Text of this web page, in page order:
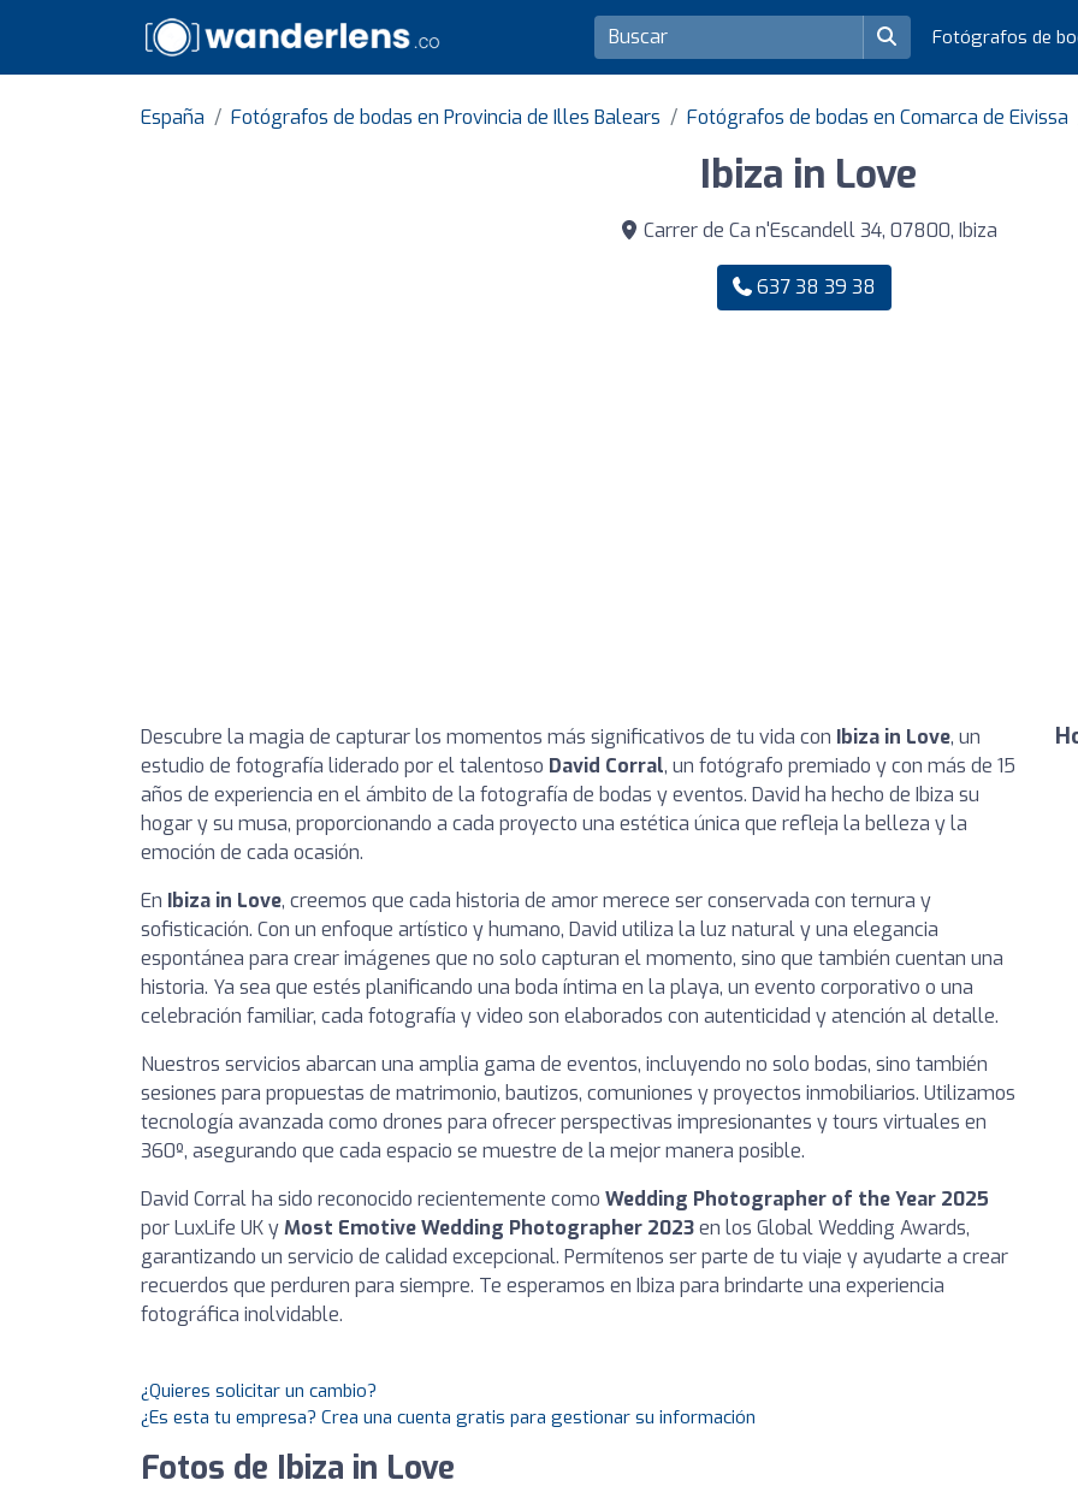
Fotógrafos de
España Fotógrafos de bodas en Provincia de Illes Balears Fotógrafos de bodas en Comarca de Eivissa
Ibiza in Love
Carrer de Ca n'Escandell 34, 07800, Ibiza
637 38 39 38
Descubre la magia de capturar los momentos más significativos de tu vida con Ibiza in Love, un
estudio de fotografía liderado por el talentoso David Corral, un fotógrafo premiado y con más de 15
años de experiencia en el ámbito de la fotografía de bodas y eventos. David ha hecho de Ibiza su
hogar y su musa, proporcionando a cada proyecto una estética única que refleja la belleza y la
emoción de cada ocasión.
En Ibiza in Love, creemos que cada historia de amor merece ser conservada con ternura y
sofisticación. Con un enfoque artístico y humano, David utiliza la luz natural y una elegancia
espontánea para crear imágenes que no solo capturan el momento, sino que también cuentan una
historia. Ya sea que estés planificando una boda íntima en la playa, un evento corporativo o una
celebración familiar, cada fotografía y video son elaborados con autenticidad y atención al detalle.
Nuestros servicios abarcan una amplia gama de eventos, incluyendo no solo bodas, sino también
sesiones para propuestas de matrimonio, bautizos, comuniones y proyectos inmobiliarios. Utilizamos
tecnología avanzada como drones para ofrecer perspectivas impresionantes y tours virtuales en
360º, asegurando que cada espacio se muestre de la mejor manera posible.
David Corral ha sido reconocido recientemente como Wedding Photographer of the Year 2025
por LuxLife UK yMost Emotive Wedding Photographer 2023en los Global Wedding Awards,
garantizando un servicio de calidad excepcional. Permítenos ser parte de tu viaje y ayudarte a crear
recuerdos que perduren para siempre. Te esperamos en Ibiza para brindarte una experiencia
fotográfica inolvidable.
¿Quieres solicitar un cambio?
¿Es esta tu empresa? Crea una cuenta gratis para gestionar su información
Fotos de Ibiza in Love